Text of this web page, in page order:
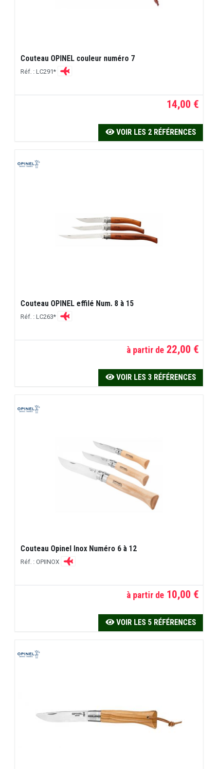
Couteau OPINEL couleur numéro 7
Réf. : LC291*
14,00 €
VOIR LES 2 RÉFÉRENCES
Couteau OPINEL effilé Num. 8 à 15
Réf. : LC263*
à partir de 22,00 €
VOIR LES 3 RÉFÉRENCES
Couteau Opinel Inox Numéro 6 à 12
Réf. : OPIINOX
à partir de 10,00 €
VOIR LES 5 RÉFÉRENCES